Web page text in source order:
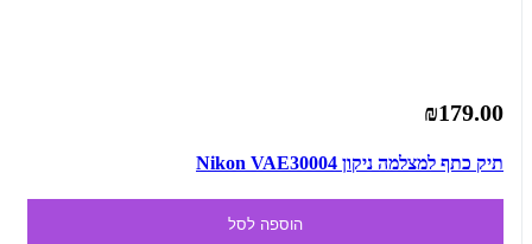
₪179.00
תיק כתף למצלמה ניקון Nikon VAE30004
הוספה לסל